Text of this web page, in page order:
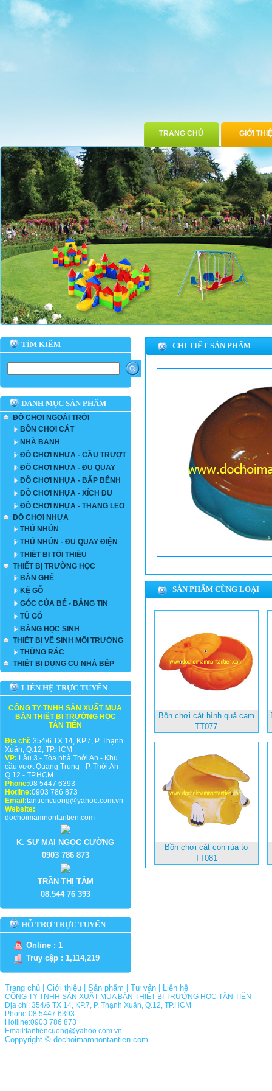
TRANG CHỦ GIỚI
TÌM KIẾM
DANH MỤC SẢN PHẨM
ĐỒ CHƠI NGOÀI TRỜI
BỒN CHƠI CÁT
NHÀ BANH
ĐỒ CHƠI NHỰA - CẦU TRƯỢT
ĐỒ CHƠI NHỰA - ĐU QUAY
ĐỒ CHƠI NHỰA - BẤP BÊNH
ĐỒ CHƠI NHỰA - XÍCH ĐU
ĐỒ CHƠI NHỰA - THANG LEO
ĐỒ CHƠI NHỰA
THÚ NHÚN
THÚ NHÚN - ĐU QUAY ĐIỆN
THIẾT BỊ TỐI THIỂU
THIẾT BỊ TRƯỜNG HỌC
BÀN GHẾ
KỆ GỖ
GÓC CỦA BÉ - BẢNG TIN
TỦ GỖ
BẢNG HỌC SINH
THIẾT BỊ VỆ SINH MÔI TRƯỜNG
THÙNG RÁC
THIẾT BỊ DỤNG CỤ NHÀ BẾP
LIÊN HỆ TRỰC TUYẾN
CÔNG TY TNHH SẢN XUẤT MUA
BÁN THIẾT BỊ TRƯỜNG HỌC
TÂN TIẾN
Địa chỉ: 354/6 TX 14, KP.7, P. Thạnh
Xuân, Q.12, TP.HCM
VP: Lầu 3 - Tòa nhà Thới An - Khu
cầu vượt Quang Trung - P. Thới An -
Q.12 - TP.HCM
Phone:08 5447 6393
Hotline:0903 786 873
Email:tantiencuong@yahoo.com.vn
Website:
dochoimamnontantien.com
K. SƯ MAI NGỌC CƯỜNG
0903 786 873
TRẦN THỊ TÂM
08.544 76 393
HỖ TRỢ TRỰC TUYẾN
Online : 1
Truy cập : 1,114,219
CHI TIẾT SẢN PHẨM
SẢN PHẨM CÙNG LOẠI
Bồn chơi cát hình quả cam
TT077
Bồn chơi cát con rùa to
TT081
Trang chủ Giới thiệu Sản phẩm Tư vấn Liên hệ
CÔNG TY TNHH SẢN XUẤT MUA BÁN THIẾT BỊ TRƯỜNG HỌC TÂN TIẾN
Địa chỉ: 354/6 TX 14, KP.7, P. Thạnh Xuân, Q.12, TP.HCM
Phone:08 5447 6393
Hotline:0903 786 873
Email:tantiencuong@yahoo.com.vn
Coppyright © dochoimamnontantien.com